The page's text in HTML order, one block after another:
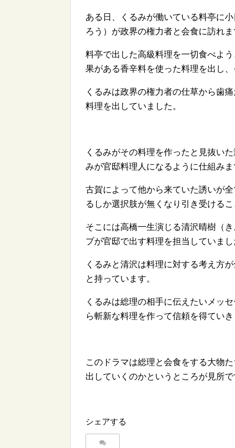
ある日、くるみが働いている料亭に
ろう）が政界の権力者と会食に訪れま
料亭で出した高級料理を一切食べよ
果がある香辛料を使った料理を出し
くるみは政界の権力者の仕草から歯
料理を出していました。
くるみがその料理を作ったと見抜い
みが官邸料理人になるように仕組みま
古賀によって他から来ていた誘いが
るしか選択肢が無くなり引き受けるこ
そこには高橋一生演じる清沢晴樹（
プが官邸で出す料理を担当していまし
くるみと清沢は料理に対する考え方
と持っています。
くるみは総理の相手に伝えたいメッ
ら斬新な料理を作って信頼を得ていき
このドラマは総理と会食をする大物
出していくのかというところが見所で
シェアする